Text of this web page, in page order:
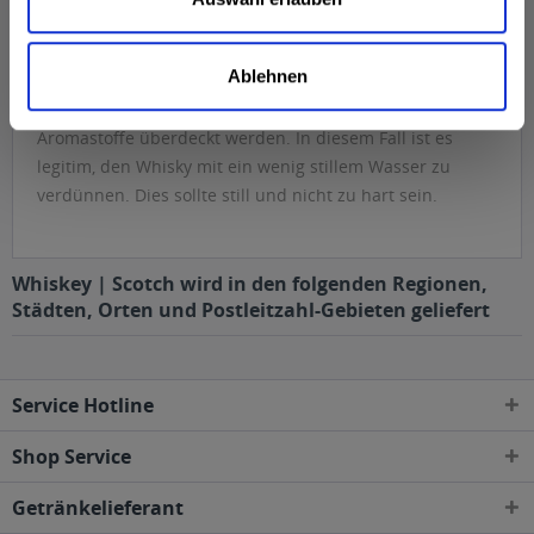
Ablehnen
beim Rum gilt, je wärmer desto besser. Ein Single Malt
Whisky wird in Zimmertemperatur getrunken. Bei
Whiskys mit hohem Alkoholgehalt kann es sein, dass die
Aromastoffe überdeckt werden. In diesem Fall ist es
legitim, den Whisky mit ein wenig stillem Wasser zu
verdünnen. Dies sollte still und nicht zu hart sein.
Whiskey | Scotch wird in den folgenden Regionen,
Städten, Orten und Postleitzahl-Gebieten geliefert
Service Hotline
Shop Service
Getränkelieferant